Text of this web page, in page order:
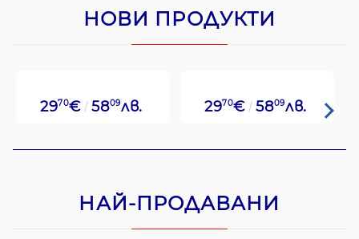
НОВИ ПРОДУКТИ
2970€ 5809лв. 2970€ 5809лв.
НАЙ-ПРОДАВАНИ